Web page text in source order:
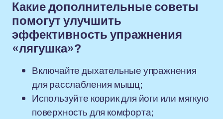
Какие дополнительные советы
помогут улучшить
эффективность упражнения
«лягушка»?
Включайте дыхательные упражнения
для расслабления мышц;
Используйте коврик для йоги или мягкую
поверхность для комфорта;